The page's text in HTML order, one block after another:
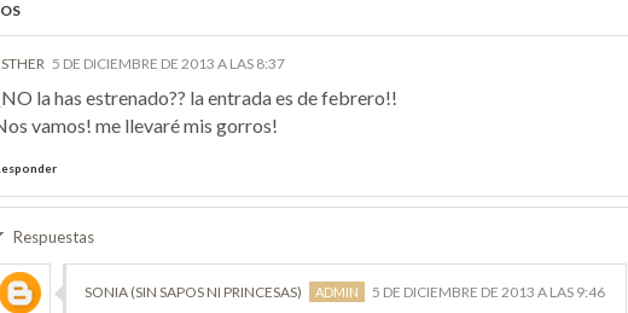
5 DE DICIEMBRE DE 2013 A LAS 8:37
la has estrenado?? la entrada es de febrero!!
vamos! me llevaré mis gorros!
Respuestas
SONIA (SIN SAPOS NI PRINCESAS) 5 DE DICIEMBRE DE 2013 A LAS 9:46